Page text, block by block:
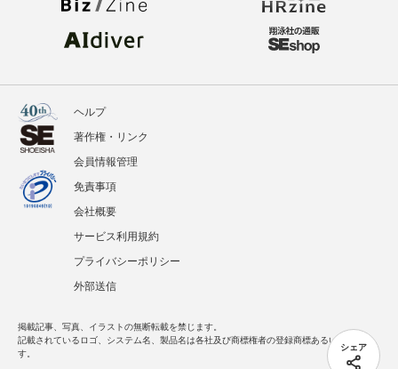
シェア
ヘルプ
著作権・リンク
会員情報管理
免責事項
会社概要
サービス利用規約
プライバシーポリシー
外部送信
掲載記事、写真、イラストの無断転載を禁じます。
記載されているロゴ、システム名、製品名は各社及び商標権者の登録商標あるいは商標で
す。